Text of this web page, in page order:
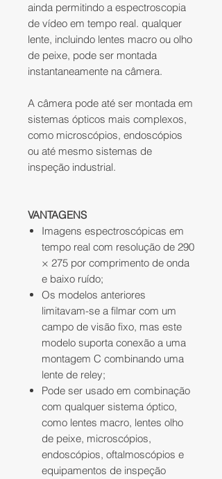
ainda permitindo a espectroscopia
de vídeo em tempo real. qualquer
lente, incluindo lentes macro ou olho
de peixe, pode ser montada
instantaneamente na câmera.
A câmera pode até ser montada em
sistemas ópticos mais complexos,
como microscópios, endoscópios
ou até mesmo sistemas de
inspeção industrial.
VANTAGENS
Imagens espectroscópicas em
tempo real com resolução de 290
× 275 por comprimento de onda
e baixo ruído;
Os modelos anteriores
limitavam-se a filmar com um
campo de visão fixo, mas este
modelo suporta conexão a uma
montagem C combinando uma
lente de reley;
Pode ser usado em combinação
com qualquer sistema óptico,
como lentes macro, lentes olho
de peixe, microscópios,
endoscópios, oftalmoscópios e
equipamentos de inspeção